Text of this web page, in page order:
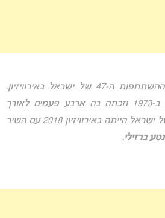
אירוויזיון 2025: זו הייתה ההשתתפות ה-47 של ישראל באירוויזיון.
ישראל הצטרפה לתחרות ב-1973 וזכתה בה ארבע פעמים לאורך
השנים. זכייתה האחרונה של ישראל הייתה באירוויזיון 2018 עם השיר
נטע ברזילי.